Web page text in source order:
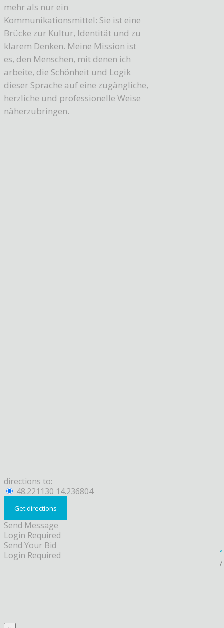
mehr als nur ein
Kommunikationsmittel: Sie ist eine
Brücke zur Kultur, Identität und zu
klarem Denken. Meine Mission ist
es, den Menschen, mit denen ich
arbeite, die Schönheit und Logik
dieser Sprache auf eine zugängliche,
herzliche und professionelle Weise
näherzubringen.
directions to:
48.221130 14.236804
Send Message
Login Required
Send Your Bid
Login Required